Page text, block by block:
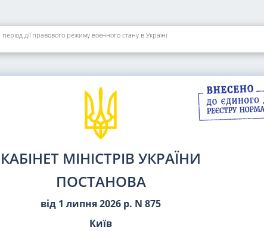
дії правового режиму воєнного стану в Україні
КАБІНЕТ МІНІСТРІВ УКРАЇНИ
ПОСТАНОВА
від 1 липня 2026 р. N 875
Київ